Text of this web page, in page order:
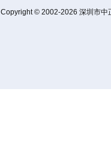
Copyright © 2002-2026 深圳市中